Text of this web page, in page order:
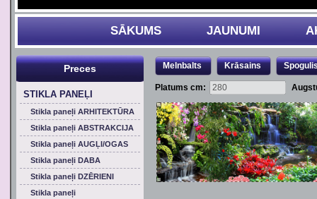
SĀKUMS JAUNUMI
Melnbalts Krāsains
Platums cm:
Preces
STIKLA PANEĻI
Stikla paneļi ARHITEKTŪRA
Stikla paneļi ABSTRAKCIJA
Stikla paneļi AUGĻI/OGAS
Stikla paneļi DABA
Stikla paneļi DZĒRIENI
Stikla paneļi